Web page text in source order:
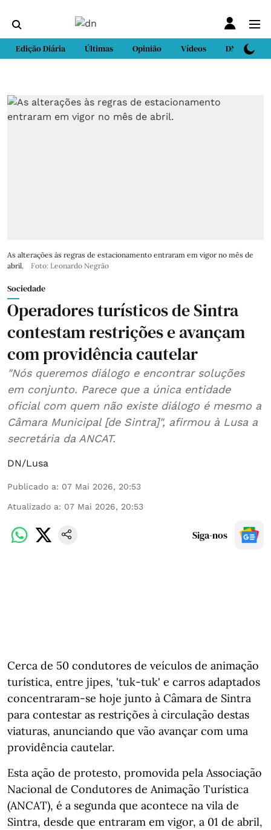
Edição Diária Últimas Opinião Vídeos DN Sport
As alterações às regras de estacionamento entraram em vigor no mês de
abril.
Foto: Leonardo Negrão
Sociedade
Operadores turísticos de Sintra
contestam restrições e avançam
com providência cautelar
"Nós queremos diálogo e encontrar soluções
em conjunto. Parece que a única entidade
oficial com quem não existe diálogo é mesmo a
Câmara Municipal [de Sintra]", afirmou à Lusa a
secretária da ANCAT.
DN/Lusa
Publicado a: 07 Mai 2026, 20:53
Atualizado a: 07 Mai 2026, 20:53
Siga-nos
Cerca de 50 condutores de veículos de animação
turística, entre jipes, 'tuk-tuk' e carros adaptados
concentraram-se hoje junto à Câmara de Sintra
para contestar as restrições à circulação destas
viaturas, anunciando que vão avançar com uma
providência cautelar.
Esta ação de protesto, promovida pela Associação
Nacional de Condutores de Animação Turística
(ANCAT), é a segunda que acontece na vila de
Sintra, desde que entraram em vigor, a 01 de abril,